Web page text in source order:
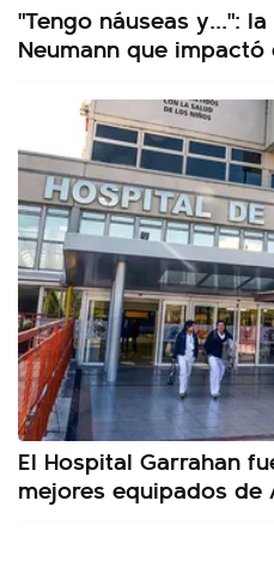
"Tengo náuseas y...":
Neumann que impactó
El Hospital Garrahan
mejores equipados de